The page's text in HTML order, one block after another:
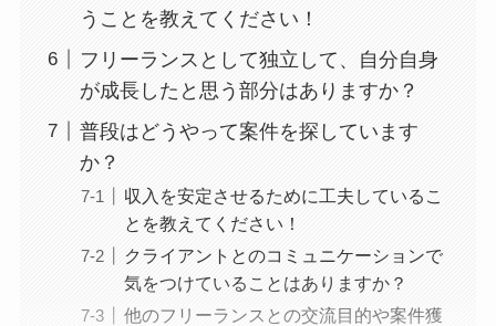
うことを教えてください！
フリーランスとして独立して、自分自身
が成長したと思う部分はありますか？
普段はどうやって案件を探しています
か？
収入を安定させるために工夫しているこ
とを教えてください！
クライアントとのコミュニケーションで
気をつけていることはありますか？
他のフリーランスとの交流目的や案件獲